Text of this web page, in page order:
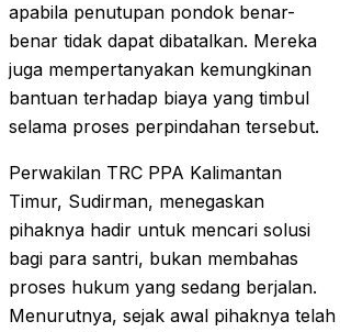
apabila penutupan pondok benar-
benar tidak dapat dibatalkan. Mereka
juga mempertanyakan kemungkinan
bantuan terhadap biaya yang timbul
selama proses perpindahan tersebut.
Perwakilan TRC PPA Kalimantan
Timur, Sudirman, menegaskan
pihaknya hadir untuk mencari solusi
bagi para santri, bukan membahas
proses hukum yang sedang berjalan.
Menurutnya, sejak awal pihaknya telah